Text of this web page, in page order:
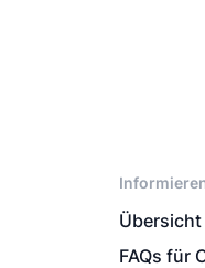
Übersicht
FAQs für